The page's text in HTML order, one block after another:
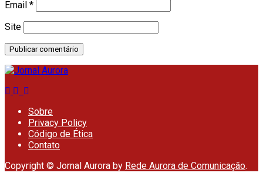
Email *
Site
Sobre
Privacy Policy
Código de Ética
Contato
Copyright © Jornal Aurora by Rede Aurora de Comunicação.